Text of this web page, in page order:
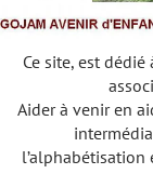
Ce site, est
Aider à venir en
l’alphabétisation